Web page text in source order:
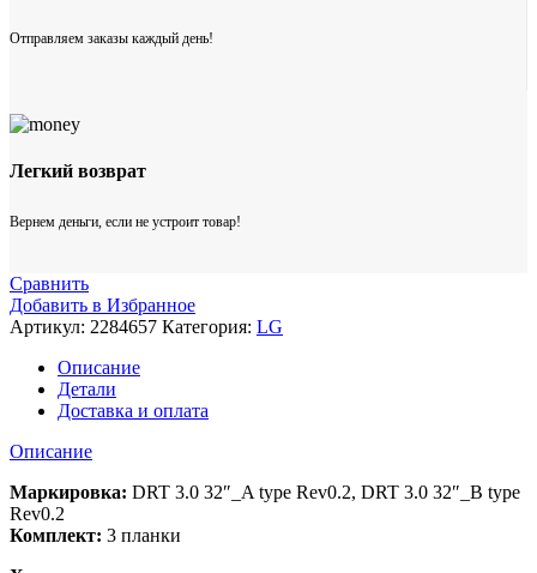
Отправляем заказы каждый день!
Легкий возврат
Вернем деньги, если не устроит товар!
Сравнить
Добавить в Избранное
Артикул: 2284657 Категория: LG
Описание
Детали
Доставка и оплата
Описание
Маркировка: DRT 3.0 32″_A type Rev0.2, DRT 3.0 32″_B type
Rev0.2
Комплект: 3 планки